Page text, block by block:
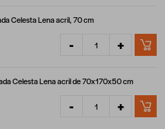
Celesta Lena acril, 70 cm
- +
Celesta Lena acril de 70x170x50 cm
- +